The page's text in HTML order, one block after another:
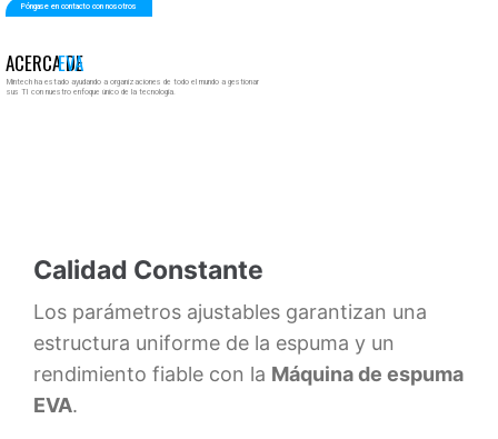
EVA
ACERCA DE
Mintech ha estado ayudando a organizaciones de todo el mundo a gestionar
sus TI con nuestro enfoque único de la tecnología.
Póngase en contacto con nosotros
Calidad Constante
Los parámetros ajustables garantizan una
estructura uniforme de la espuma y un
rendimiento fiable con la Máquina de espuma
EVA.